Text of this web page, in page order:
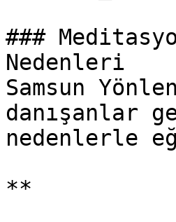
###
Nedenleri
Samsun
danışanlar
nedenlerle
**